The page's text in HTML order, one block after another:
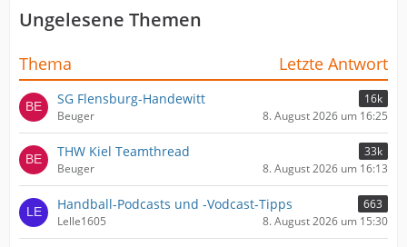
Ungelesene Themen
Thema Letzte Antwort
SG Flensburg-Handewitt
16k
Beuger
8. August 2026 um 16:25
THW Kiel Teamthread
33k
Beuger
8. August 2026 um 16:13
Handball-Podcasts und -Vodcast-Tipps
663
Lelle1605
8. August 2026 um 15:30